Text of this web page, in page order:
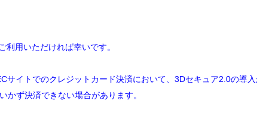
用いただければ幸いです。
イトでのクレジットカード決済において、3Dセキュア2.0の導
かず決済できない場合があります。